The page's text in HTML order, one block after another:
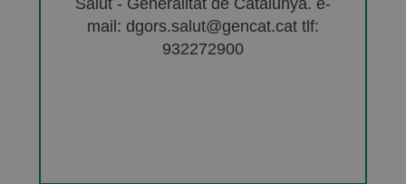
mail: dgors.salut@gencat.cat tlf:
932272900